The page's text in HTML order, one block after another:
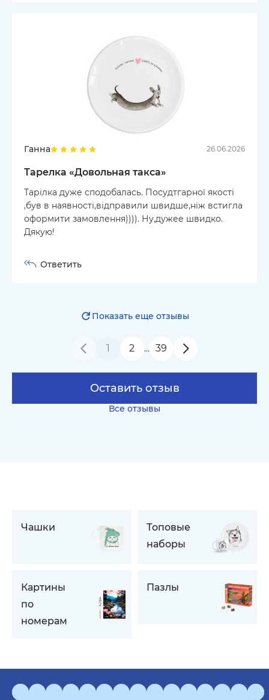
Ганна 26.06.2026
Тарелка «Довольная такса»
Тарілка дуже сподобалась. Посудтгарної якості
,був в наявності,відправили швидше,ніж встигла
оформити замовлення)))). Ну,дужее швидко.
Дякую!
Ответить
Все отзывы
Оставить отзыв
Показать еще отзывы
1 2 … 39
Чашки
Топовые
наборы
Картины
по
номерам
Пазлы